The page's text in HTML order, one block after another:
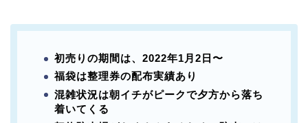
初売りの期間は、2022年1月2日〜
福袋は整理券の配布実績あり
混雑状況は朝イチがピークで夕方から落ち
着いてくる